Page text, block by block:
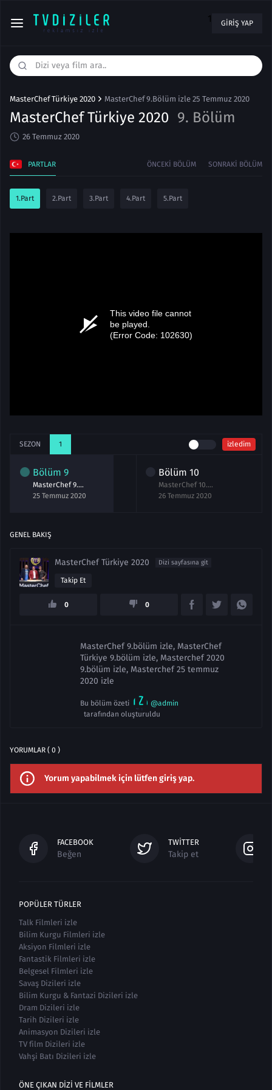
1 GIRIŞ YAP
MasterChef Türkiye 2020 MasterChef 9.Bölüm izle 25 Temmuz 2020
MasterChef Türkiye 2020 9. Bölüm
26 Temmuz 2020
PARTLAR ÖNCEKI BÖLÜM SONRAKI BÖLÜM
1.Part 2.Part 3.Part 4.Part 5.Part
SEZON 1 izledim
Bölüm 9
MasterChef 9.Bölüm izle 25 Temmuz 2020
25 Temmuz 2020
Bölüm 10
MasterChef 10.Bölüm izle 26 Temmuz 2020
26 Temmuz 2020
GENEL BAKIŞ
MasterChef Türkiye 2020 Dizi sayfasına git
Takip Et
0 0
MasterChef 9.bölüm izle, MasterChef
Türkiye 9.bölüm izle, Masterchef 2020
9.bölüm izle, Masterchef 25 temmuz
2020 izle
Bu bölüm özeti
@admin
tarafından oluşturuldu
YORUMLAR ( 0 )
Yorum yapabilmek için lütfen giriş yap.
FACEBOOK
Beğen
TWITTER
Takip et
POPÜLER TÜRLER
Talk Filmleri izle
Bilim Kurgu Filmleri izle
Aksiyon Filmleri izle
Fantastik Filmleri izle
Belgesel Filmleri izle
Savaş Dizileri izle
Bilim Kurgu & Fantazi Dizileri izle
Dram Dizileri izle
Tarih Dizileri izle
Animasyon Dizileri izle
TV film Dizileri izle
Vahşi Batı Dizileri izle
ÖNE ÇIKAN DIZI VE FILMLER